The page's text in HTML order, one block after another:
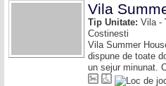
Vila
Tip Unitate: Vila -
Costinesti
Vila Summer
dispune de toate
un sejur minunat.